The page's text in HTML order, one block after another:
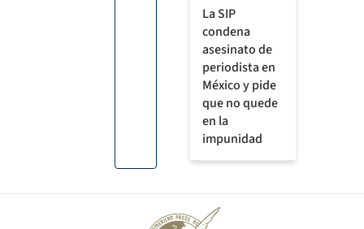
La SIP
condena
asesinato de
periodista en
México y pide
que no quede
en la
impunidad